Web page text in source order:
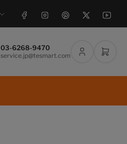
フェイスブック インスタグラム ピンタレスト X ユーチューブ
03-6268-9470
service.jp@tesmart.com
ロ
イ
ミニ